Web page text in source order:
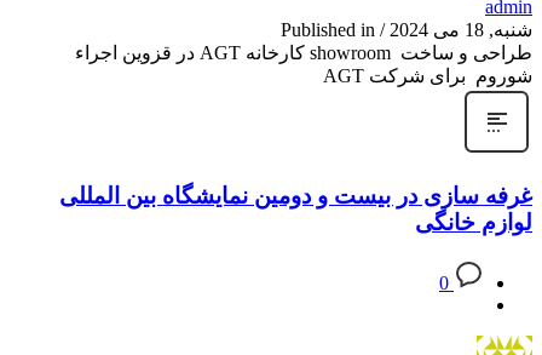
admin
شنبه, 18 می 2024
/
Published in
طراحی و ساخت showroom کارخانه AGT در قزوین اجراء
شوروم برای شرکت AGT
غرفه سازی در بیست و دومین نمایشگاه بین المللی
لوازم خانگی
0